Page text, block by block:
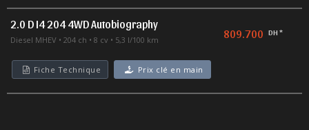
2.0 D I4 204 4WD Autobiography
Diesel MHEV 204 ch 8 cv 5,3 l/100 km 809.700 DH *
Fiche Technique Prix clé en main